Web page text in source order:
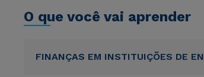
O que você vai aprender
FINANÇAS EM INSTITUIÇÕES DE